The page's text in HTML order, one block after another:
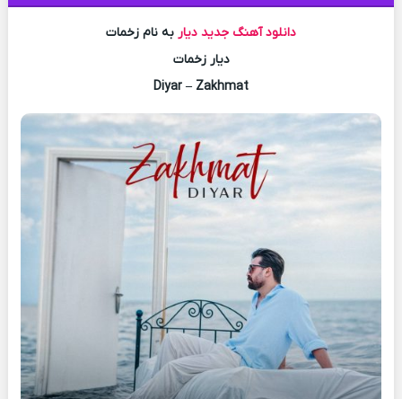
دانلود آهنگ جدید دیار به نام زخمات
دیار زخمات
Diyar – Zakhmat